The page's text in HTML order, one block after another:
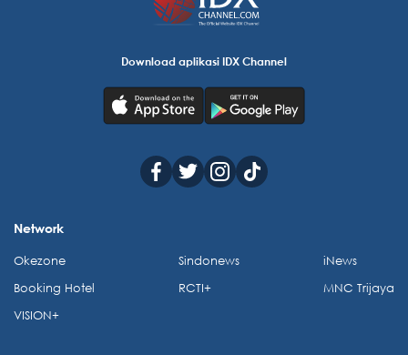
Download aplikasi IDX Channel
Network
Okezone
Booking Hotel
VISION+
Sindonews
RCTI+
iNews
MNC Trijaya